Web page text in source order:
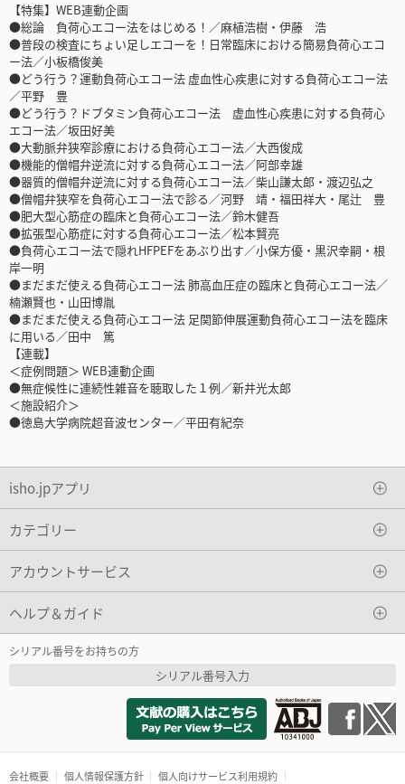
【特集】WEB連動企画
●総論 負荷心エコー法をはじめる！／麻植浩樹・伊藤 浩
●普段の検査にちょい足しエコーを！日常臨床における簡易負荷心エコ
ー法／小板橋俊美
●どう行う？運動負荷心エコー法 虚血性心疾患に対する負荷心エコー法
／平野 豊
●どう行う？ドブタミン負荷心エコー法 虚血性心疾患に対する負荷心
エコー法／坂田好美
●大動脈弁狭窄診療における負荷心エコー法／大西俊成
●機能的僧帽弁逆流に対する負荷心エコー法／阿部幸雄
●器質的僧帽弁逆流に対する負荷心エコー法／柴山謙太郎・渡辺弘之
●僧帽弁狭窄を負荷心エコー法で診る／河野 靖・福田祥大・尾辻 豊
●肥大型心筋症の臨床と負荷心エコー法／鈴木健吾
●拡張型心筋症に対する負荷心エコー法／松本賢亮
●負荷心エコー法で隠れHFPEFをあぶり出す／小保方優・黒沢幸嗣・根
岸一明
●まだまだ使える負荷心エコー法 肺高血圧症の臨床と負荷心エコー法／
楠瀬賢也・山田博胤
●まだまだ使える負荷心エコー法 足関節伸展運動負荷心エコー法を臨床
に用いる／田中 篤
【連載】
＜症例問題＞ WEB連動企画
●無症候性に連続性雑音を聴取した１例／新井光太郎
＜施設紹介＞
●徳島大学病院超音波センター／平田有紀奈
isho.jpアプリ
カテゴリー
アカウントサービス
ヘルプ＆ガイド
シリアル番号をお持ちの方
シリアル番号入力
会社概要 個人情報保護方針 個人向けサービス利用規約